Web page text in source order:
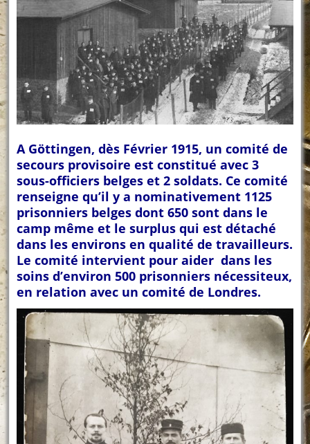
A Göttingen, dès Février 1915, un comité de
secours provisoire est constitué avec 3
sous-officiers belges et 2 soldats. Ce comité
renseigne qu’il y a nominativement 1125
prisonniers belges dont 650 sont dans le
camp même et le surplus qui est détaché
dans les environs en qualité de travailleurs.
Le comité intervient pour aider dans les
soins d’environ 500 prisonniers nécessiteux,
en relation avec un comité de Londres.